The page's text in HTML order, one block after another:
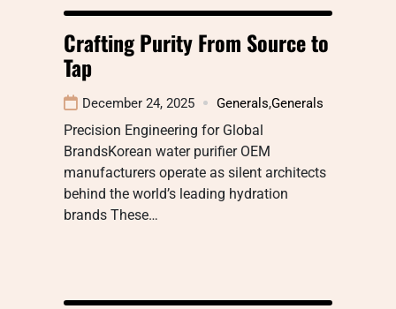
Crafting Purity From Source to
Tap
December 24, 2025 Generals,Generals
Precision Engineering for Global
BrandsKorean water purifier OEM
manufacturers operate as silent architects
behind the world’s leading hydration
brands These…